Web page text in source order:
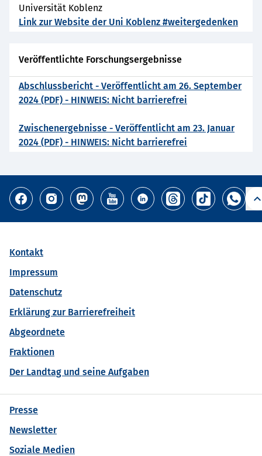
Universität Koblenz
Link zur Website der Uni Koblenz #weitergedenken
Veröffentlichte Forschungsergebnisse
Abschlussbericht - Veröffentlicht am 26. September
2024 (PDF) - HINWEIS: Nicht barrierefrei
Zwischenergebnisse - Veröffentlicht am 23. Januar
2024 (PDF) - HINWEIS: Nicht barrierefrei